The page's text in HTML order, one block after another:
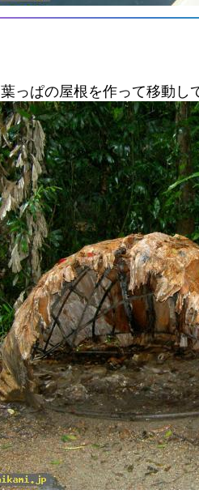
っぱの屋根を作って移動し